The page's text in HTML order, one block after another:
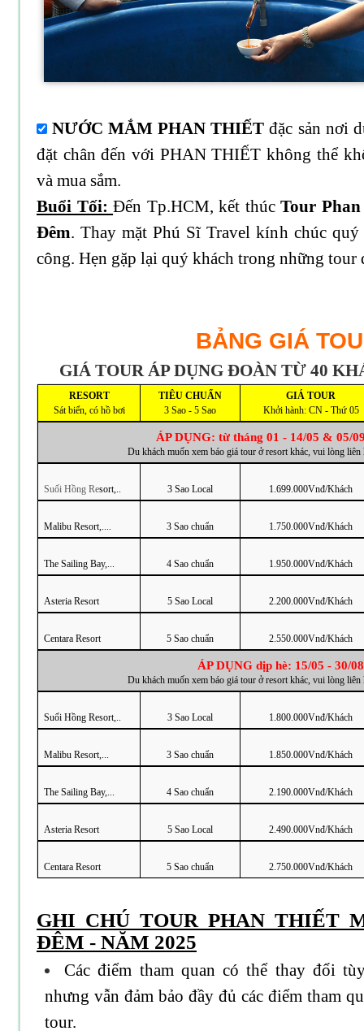
NƯỚC MẮM PHAN THIẾTđặc sản nơi
đặt chân đến với PHAN THIẾT không thể
và mua sắm.
Buổi Tối:Đến Tp.HCM, kết thúcTour
Đêm. Thay mặt Phú Sĩ Travel kính chúc quý
công. Hẹn gặp lại quý khách trong những tour
BẢNG GIÁ
GIÁ TOUR ÁP DỤNG ĐOÀN TỪ 40
RESORT
Sát biển, có hồ bơi
TIÊU CHUẨN
3 Sao - 5 Sao
GIÁ TOUR
Khởi hành: CN - Thứ 05
ÁP DỤNG: từ tháng 01 - 14/05 & 05/
Du khách muốn xem báo giá tour ở resort khác, vui lòng
Suối Hồng Resort,.. 3 Sao Local 1.699.000Vnđ/Khách
Malibu Resort,.... 3 Sao chuẩn 1.750.000Vnđ/Khách
The Sailing Bay,... 4 Sao chuẩn 1.950.000Vnđ/Khách
Asteria Resort 5 Sao Local 2.200.000Vnđ/Khách
Centara Resort 5 Sao chuẩn 2.550.000Vnđ/Khách
ÁP DỤNG dịp hè: 15/05 - 30/08
Du khách muốn xem báo giá tour ở resort khác, vui lòng
Suối Hồng Resort,.. 3 Sao Local 1.800.000Vnđ/Khách
Malibu Resort,... 3 Sao chuẩn 1.850.000Vnđ/Khách
The Sailing Bay,... 4 Sao chuẩn 2.190.000Vnđ/Khách
Asteria Resort 5 Sao Local 2.490.000Vnđ/Khách
Centara Resort 5 Sao chuẩn 2.750.000Vnđ/Khách
GHI CHÚ TOUR PHAN THIẾT
ĐÊM - NĂM 2025
Các điểm tham quan có thể thay đổi
nhưng vẫn đảm bảo đầy đủ các điểm tham
tour.